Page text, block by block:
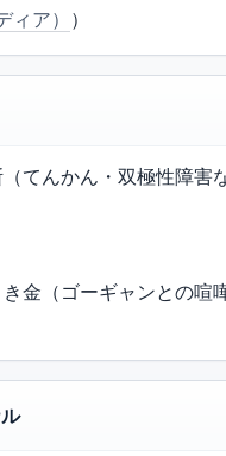
ア） ）
てんかん・双極性障害
金（ゴーギャンとの喧